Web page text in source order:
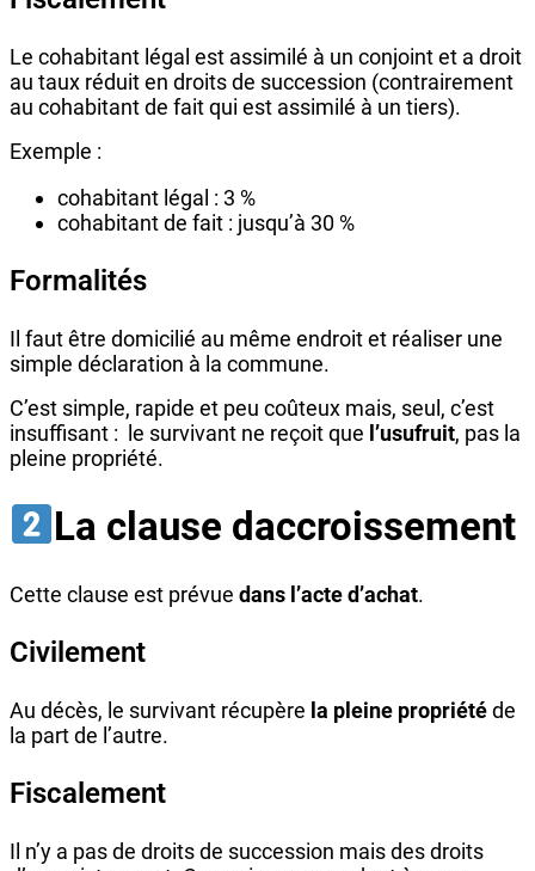
Le cohabitant légal est assimilé à un conjoint et a droit
au taux réduit en droits de succession (contrairement
au cohabitant de fait qui est assimilé à un tiers).
Exemple :
cohabitant légal : 3 %
cohabitant de fait : jusqu’à 30 %
Formalités
Il faut être domicilié au même endroit et réaliser une
simple déclaration à la commune.
C’est simple, rapide et peu coûteux mais, seul, c’est
insuffisant : le survivant ne reçoit que l’usufruit, pas la
pleine propriété.
La clause daccroissement
Cette clause est prévue dans l’acte d’achat.
Civilement
Au décès, le survivant récupère la pleine propriétéde
la part de l’autre.
Fiscalement
Il n’y a pas de droits de succession mais des droits